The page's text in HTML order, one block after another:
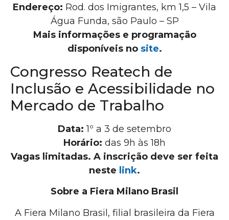
Endereço: Rod. dos Imigrantes, km 1,5 – Vila
Água Funda, são Paulo – SP
Mais informações e programação
disponíveis no site.
Congresso Reatech de
Inclusão e Acessibilidade no
Mercado de Trabalho
Data: 1º a 3 de setembro
Horário: das 9h às 18h
Vagas limitadas. A inscrição deve ser feita
neste link.
Sobre a Fiera Milano Brasil
A Fiera Milano Brasil, filial brasileira da Fiera